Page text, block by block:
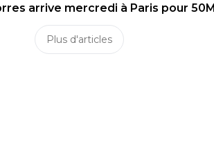
arrive mercredi à Paris pour
Plus d'articles